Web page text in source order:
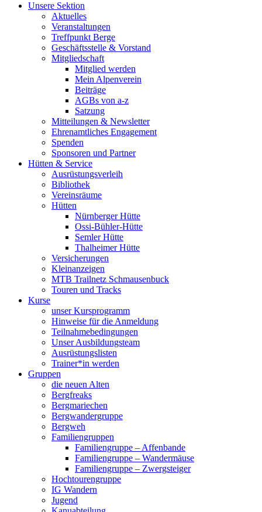
Unsere Sektion
Aktuelles
Veranstaltungen
Treffpunkt Berge
Geschäftsstelle & Vorstand
Mitgliedschaft
Mitglied werden
Mein Alpenverein
Beiträge
AGBs von a-z
Satzung
Mitteilungen & Newsletter
Ehrenamtliches Engagement
Spenden
Sponsoren und Partner
Hütten & Service
Ausrüstungsverleih
Bibliothek
Vereinsräume
Hütten
Nürnberger Hütte
Ossi-Bühler-Hütte
Semler Hütte
Thalheimer Hütte
Versicherungen
Kleinanzeigen
MTB Trailnetz Schmausenbuck
Touren und Tracks
Kurse
unser Kursprogramm
Hinweise für die Anmeldung
Teilnahmebedingungen
Unser Ausbildungsteam
Ausrüstungslisten
Trainer*in werden
Gruppen
die neuen Alten
Bergfreaks
Bergmariechen
Bergwandergruppe
Bergweh
Familiengruppen
Familiengruppe – Affenbande
Familiengruppe – Wandermäuse
Familiengruppe – Zwergsteiger
Hochtourengruppe
IG Wandern
Jugend